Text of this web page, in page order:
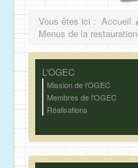
Vous êtes ici : Accueil
Menus de la restauration
L'OGEC
Mission de l'OGEC
Membres de l'OGEC
Réalisations